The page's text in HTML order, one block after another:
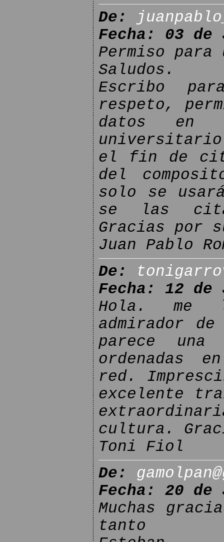
De:
Fecha: 03 de
Permiso
Saludos.
Escribo
respeto,
datos en
el fin de
del
solo se
se las
Gracias por
Juan Pablo
De:
Fecha: 12 de
Hola. me
admirador
parece
ordenadas
red.
excelente
cultura.
Toni Fiol
De:
Fecha: 20 de
Muchas
tanto